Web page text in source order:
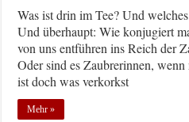
Was ist drin im Tee? Und
Und überhaupt: Wie konjugiert
von uns entführen ins Reich der
Oder sind es Zaubrerinnen,
ist doch was verkorkst
Mehr »